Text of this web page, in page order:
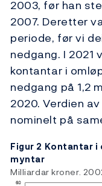
2003, før han
2007. Deretter
periode, før vi
nedgang. I
kontantar i
nedgang på 1,2
2020. Verdien
nominelt på
Figur 2 Kontantar
myntar
Milliardar kroner.